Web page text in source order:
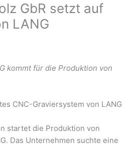
GbR setzt auf
LANG
kommt für die Produktion von
CNC-Graviersystem von LANG
startet die Produktion von
Das Unternehmen suchte eine